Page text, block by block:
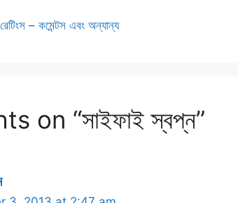
– কমেন্টস এবং অন্যান্য
on “সাইফাই স্বপ্ন”